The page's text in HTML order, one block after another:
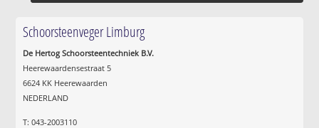
Schoorsteenveger Limburg
De Hertog Schoorsteentechniek B.V.
Heerewaardensestraat 5
6624 KK Heerewaarden
NEDERLAND
T: 043-2003110